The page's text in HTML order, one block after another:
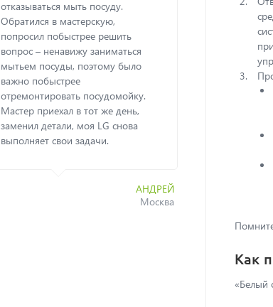
отказываться мыть посуду.
Обратился в мастерскую,
попросил побыстрее решить
вопрос – ненавижу заниматься
мытьем посуды, поэтому было
важно побыстрее
отремонтировать посудомойку.
Мастер приехал в тот же день,
заменил детали, моя LG снова
выполняет свои задачи.
АНДРЕЙ
Москва
шумела, и
ремонте
чтобы
Да и
давала
Другие
или
С «Белым
решена за
Как
«Белый